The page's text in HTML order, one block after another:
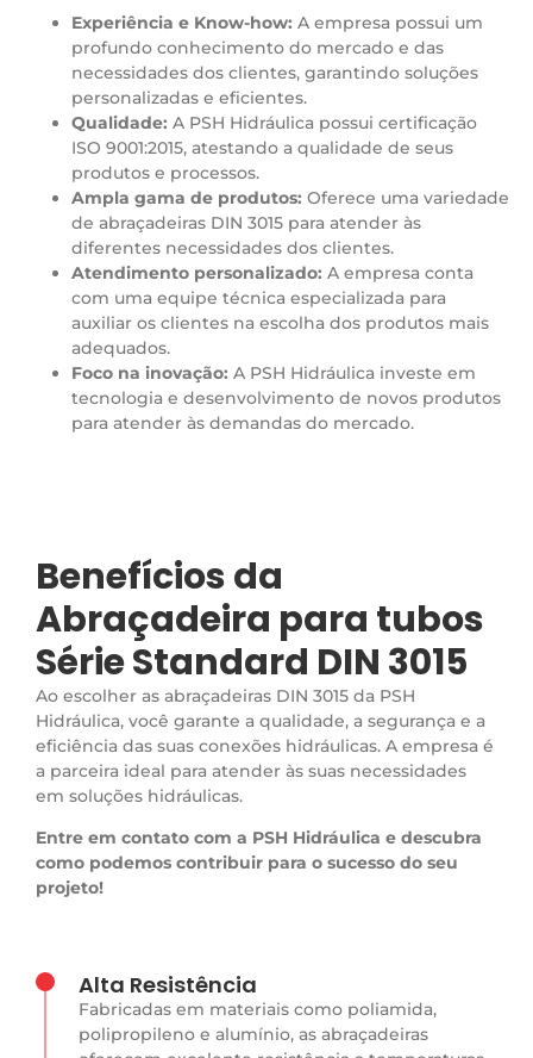
Experiência e Know-how: A empresa possui um
profundo conhecimento do mercado e das
necessidades dos clientes, garantindo soluções
personalizadas e eficientes.
Qualidade: A PSH Hidráulica possui certificação
ISO 9001:2015, atestando a qualidade de seus
produtos e processos.
Ampla gama de produtos: Oferece uma variedade
de abraçadeiras DIN 3015 para atender às
diferentes necessidades dos clientes.
Atendimento personalizado: A empresa conta
com uma equipe técnica especializada para
auxiliar os clientes na escolha dos produtos mais
adequados.
Foco na inovação: A PSH Hidráulica investe em
tecnologia e desenvolvimento de novos produtos
para atender às demandas do mercado.
Benefícios da
Abraçadeira para tubos
Série Standard DIN 3015
Ao escolher as abraçadeiras DIN 3015 da PSH
Hidráulica, você garante a qualidade, a segurança e a
eficiência das suas conexões hidráulicas. A empresa é
a parceira ideal para atender às suas necessidades
em soluções hidráulicas.
Entre em contato com a PSH Hidráulica e descubra
como podemos contribuir para o sucesso do seu
projeto!
Alta Resistência
Fabricadas em materiais como poliamida,
polipropileno e alumínio, as abraçadeiras